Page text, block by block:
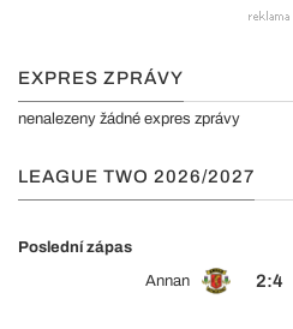
EXPRES ZPRÁVY
nenalezeny žádné expres zprávy
LEAGUE TWO 2026/2027
Poslední zápas
Annan
2:4